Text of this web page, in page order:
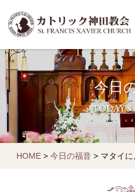
今日
TODAY'S
HOME > 今日の福音 > マタイ